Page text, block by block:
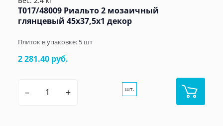
T017/48009 Риальто 2 мозаичный
глянцевый 45x37,5x1 декор
Плиток в упаковке: 5 шт
2 281.40 руб.
– + шт.